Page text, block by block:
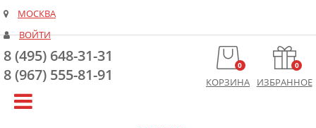
МОСКВА
ВОЙТИ
8 (495) 648-31-31
8 (967) 555-81-91
0
КОРЗИНА
0
ИЗБРАННОЕ